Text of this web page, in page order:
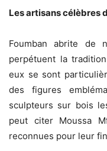
Les artisans célèbres
Foumban abrite de
perpétuent la
eux se sont
des figures
sculpteurs sur bois
peut citer Moussa
reconnues pour leur